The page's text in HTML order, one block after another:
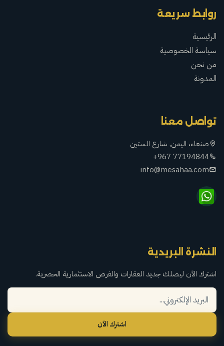
روابط سريعة
الرئيسية
سياسة الخصوصية
من نحن
المدونة
تواصل معنا
صنعاء، اليمن, شارع الستين
+967 77194844
info@mesahaa.com
النشرة البريدية
اشترك الآن ليصلك جديد العقارات والفرص الاستثمارية الحصرية.
اشترك الآن